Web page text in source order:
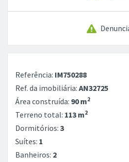
Referência: IM750288
Ref. da imobiliária: AN32725
Área construída: 90 m2
Terreno total: 113 m2
Dormitórios: 3
Suítes: 1
Banheiros: 2